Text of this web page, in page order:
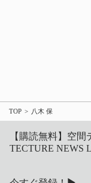
TOP 八木 保
【購読無料】空
TECTURE NEWS